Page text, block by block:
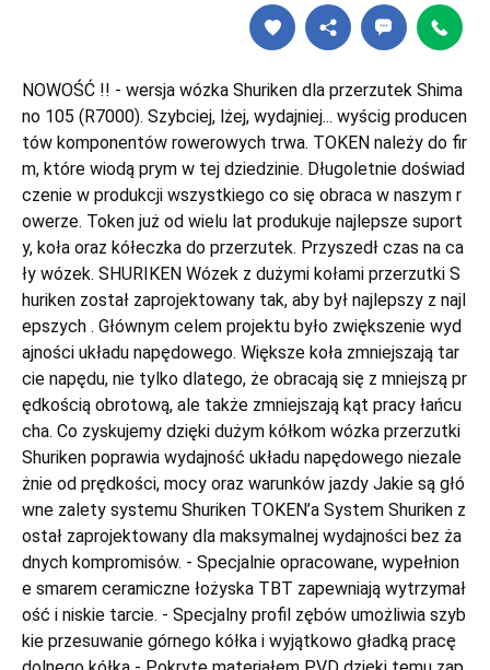
NOWOŚĆ !! - wersja wózka Shuriken dla przerzutek Shima
no 105 (R7000). Szybciej, lżej, wydajniej... wyścig producen
tów komponentów rowerowych trwa. TOKEN należy do fir
m, które wiodą prym w tej dziedzinie. Długoletnie doświad
czenie w produkcji wszystkiego co się obraca w naszym r
owerze. Token już od wielu lat produkuje najlepsze suport
y, koła oraz kółeczka do przerzutek. Przyszedł czas na ca
ły wózek. SHURIKEN Wózek z dużymi kołami przerzutki S
huriken został zaprojektowany tak, aby był najlepszy z najl
epszych . Głównym celem projektu było zwiększenie wyd
ajności układu napędowego. Większe koła zmniejszają tar
cie napędu, nie tylko dlatego, że obracają się z mniejszą pr
ędkością obrotową, ale także zmniejszają kąt pracy łańcu
cha. Co zyskujemy dzięki dużym kółkom wózka przerzutki
Shuriken poprawia wydajność układu napędowego niezale
żnie od prędkości, mocy oraz warunków jazdy Jakie są głó
wne zalety systemu Shuriken TOKEN’a System Shuriken z
ostał zaprojektowany dla maksymalnej wydajności bez ża
dnych kompromisów. - Specjalnie opracowane, wypełnion
e smarem ceramiczne łożyska TBT zapewniają wytrzymał
ość i niskie tarcie. - Specjalny profil zębów umożliwia szyb
kie przesuwanie górnego kółka i wyjątkowo gładką pracę